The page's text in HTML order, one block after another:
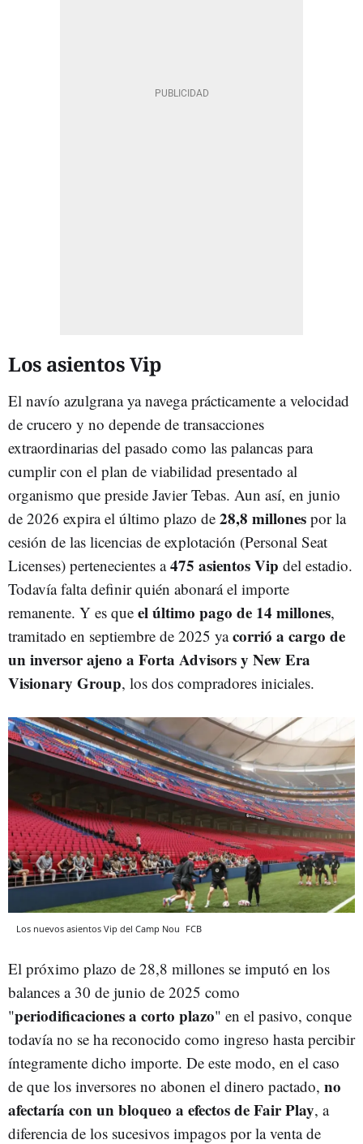
Los asientos Vip
El navío azulgrana ya navega prácticamente a velocidad
de crucero y no depende de transacciones
extraordinarias del pasado como las palancas para
cumplir con el plan de viabilidad presentado al
organismo que preside Javier Tebas. Aun así, en junio
de 2026 expira el último plazo de 28,8 millones por la
cesión de las licencias de explotación (Personal Seat
Licenses) pertenecientes a475 asientos Vip del estadio.
Todavía falta definir quién abonará el importe
remanente. Y es que el último pago de 14 millones,
tramitado en septiembre de 2025 yacorrió a cargo de
un inversor ajeno a Forta Advisors y New Era
Visionary Group, los dos compradores iniciales.
Los nuevos asientos Vip del Camp Nou FCB
El próximo plazo de 28,8 millones se imputó en los
balances a 30 de junio de 2025 como
"periodificaciones a corto plazo" en el pasivo, conque
todavía no se ha reconocido como ingreso hasta percibir
íntegramente dicho importe. De este modo, en el caso
de que los inversores no abonen el dinero pactado, no
afectaría con un bloqueo a efectos de Fair Play, a
diferencia de los sucesivos impagos por la venta de